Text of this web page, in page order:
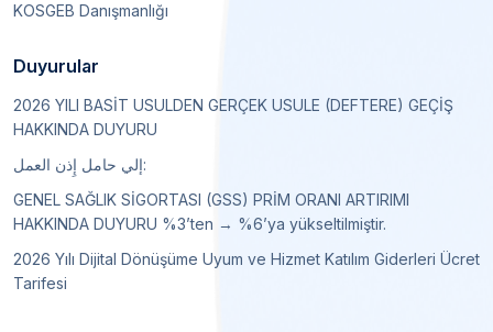
KOSGEB Danışmanlığı
Duyurular
2026 YILI BASİT USULDEN GERÇEK USULE (DEFTERE) GEÇİŞ
HAKKINDA DUYURU
إلي حامل إِذن العمل:
GENEL SAĞLIK SİGORTASI (GSS) PRİM ORANI ARTIRIMI
HAKKINDA DUYURU %3’ten → %6’ya yükseltilmiştir.
2026 Yılı Dijital Dönüşüme Uyum ve Hizmet Katılım Giderleri Ücret
Tarifesi